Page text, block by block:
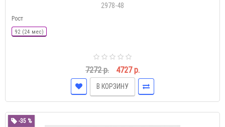
2978-48
Рост
92 (24 мес)
7272 р. 4727 р.
В КОРЗИНУ
-35 %